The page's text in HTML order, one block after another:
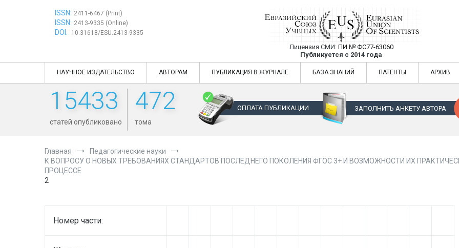
ISSN: 2411-6467 (Print)
ISSN: 2413-9335 (Online)
DOI: 10.31618/ESU.2413-9335
Евразийский Союз Ученых —
Лицензия СМИ: ПИ № ФС77-63060
Публикуется с 2014 года
Евразийский Союз Ученых — публикация научных статей в
НАУЧНОЕ ИЗДАТЕЛЬСТВО АВТОРАМ ПУБЛИКАЦИЯ В ЖУРНАЛЕ БАЗА ЗНАНИЙ ПАТЕНТЫ АРХИВ
15433
статей опубликовано
472
тома
ОПЛАТА ПУБЛИКАЦИИ ЗАПОЛНИТЬ АНКЕТУ АВТОРА
Главная
Педагогические науки
К ВОПРОСУ О НОВЫХ ТРЕБОВАНИЯХ СТАНДАРТОВ ПОСЛЕДНЕГО ПОКОЛЕНИЯ ФГОС 3+ И ВОЗМОЖНОСТИ ИХ
ПРОЦЕССЕ
2
Номер части: